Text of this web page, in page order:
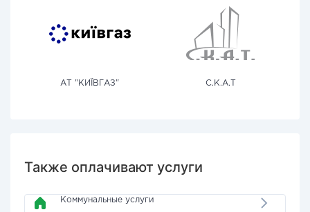
АТ "КИЇВГАЗ" С.К.А.Т
Также оплачивают услуги
Коммунальные услуги